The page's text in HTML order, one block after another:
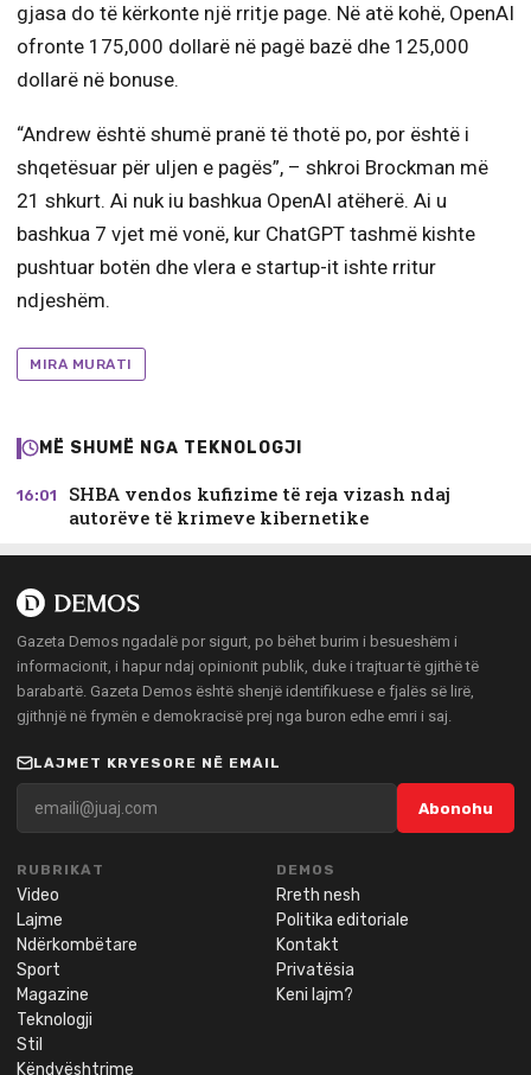
gjasa do të kërkonte një rritje page. Në atë kohë, OpenAI
ofronte 175,000 dollarë në pagë bazë dhe 125,000
dollarë në bonuse.
“Andrew është shumë pranë të thotë po, por është i
shqetësuar për uljen e pagës”, – shkroi Brockman më
21 shkurt. Ai nuk iu bashkua OpenAI atëherë. Ai u
bashkua 7 vjet më vonë, kur ChatGPT tashmë kishte
pushtuar botën dhe vlera e startup-it ishte rritur
ndjeshëm.
MIRA MURATI
MË SHUMË NGA TEKNOLOGJI
16:01
SHBA vendos kufizime të reja vizash ndaj
autorëve të krimeve kibernetike
Gazeta Demos ngadalë por sigurt, po bëhet burim i besueshëm i
informacionit, i hapur ndaj opinionit publik, duke i trajtuar të gjithë të
barabartë. Gazeta Demos është shenjë identifikuese e fjalës së lirë,
gjithnjë në frymën e demokracisë prej nga buron edhe emri i saj.
LAJMET KRYESORE NË EMAIL
Abonohu
RUBRIKAT
Video
Lajme
Ndërkombëtare
Sport
Magazine
Teknologji
Stil
Këndvështrime
DEMOS
Rreth nesh
Politika editoriale
Kontakt
Privatësia
Keni lajm?